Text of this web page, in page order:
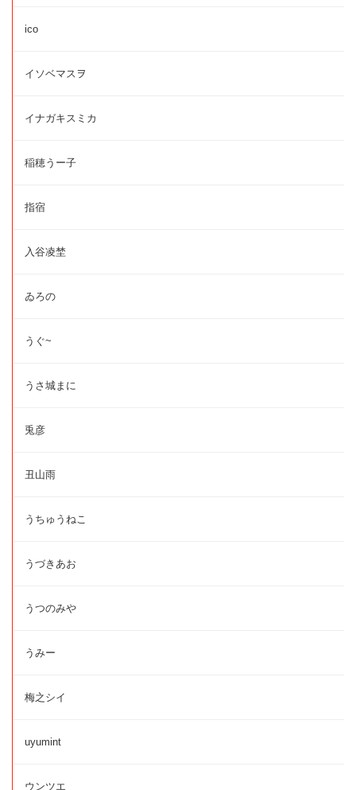
ico
イソベマスヲ
イナガキスミカ
稲穂うー子
指宿
入谷凌埜
ゐろの
うぐ~
うさ城まに
兎彦
丑山雨
うちゅうねこ
うづきあお
うつのみや
うみー
梅之シイ
uyumint
ウンツエ